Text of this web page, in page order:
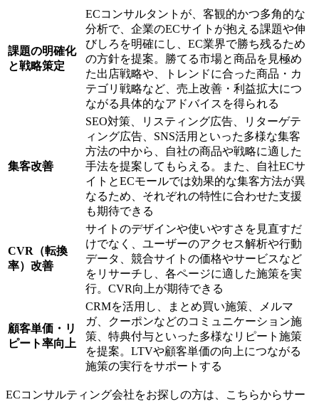
課題の明確化
と戦略策定
ECコンサルタントが、客観的かつ多角的な
分析で、企業のECサイトが抱える課題や伸
びしろを明確にし、EC業界で勝ち残るため
の方針を提案。勝てる市場と商品を見極め
た出店戦略や、トレンドに合った商品・カ
テゴリ戦略など、売上改善・利益拡大につ
ながる具体的なアドバイスを得られる
集客改善
SEO対策、リスティング広告、リターゲテ
ィング広告、SNS活用といった多様な集客
方法の中から、自社の商品や戦略に適した
手法を提案してもらえる。また、自社ECサ
イトとECモールでは効果的な集客方法が異
なるため、それぞれの特性に合わせた支援
も期待できる
CVR（転換
率）改善
サイトのデザインや使いやすさを見直すだ
けでなく、ユーザーのアクセス解析や行動
データ、競合サイトの価格やサービスなど
をリサーチし、各ページに適した施策を実
行。CVR向上が期待できる
顧客単価・リ
ピート率向上
CRMを活用し、まとめ買い施策、メルマ
ガ、クーポンなどのコミュニケーション施
策、特典付与といった多様なリピート施策
を提案。LTVや顧客単価の向上につながる
施策の実行をサポートする
ECコンサルティング会社をお探しの方は、こちらからサー